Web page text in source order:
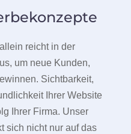
reicht in der
um neue Kunden,
Sichtbarkeit,
Ihrer Website
Ihrer Firma. Unser
sich nicht nur auf das